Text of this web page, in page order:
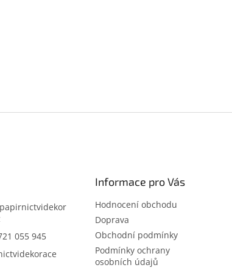
papirnictvidekor
055 945
Informace pro Vás
Hodnocení obchodu
Doprava
Obchodní podmínky
Podmínky ochrany
osobních údajů